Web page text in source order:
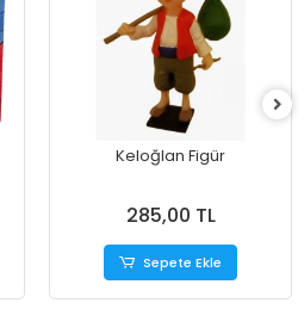
Keloğlan Figür
285,00 TL
Sepete Ekle